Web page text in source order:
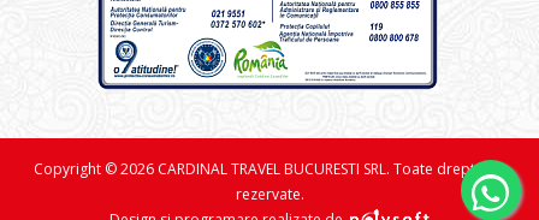
Copyright © 2026 CARDINAL TRAVEL BUCURESTI SRL. Toate drepturile
rezervate.